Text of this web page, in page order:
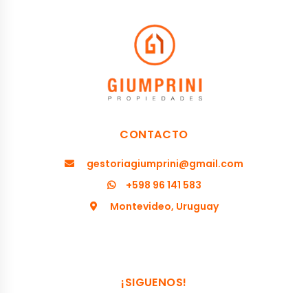
CONTACTO
gestoriagiumprini@gmail.com
+598 96 141 583
Montevideo, Uruguay
¡SIGUENOS!